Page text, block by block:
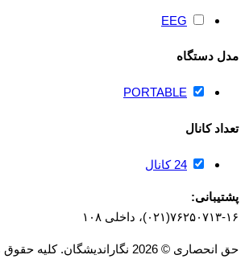
EEG
مدل دستگاه
PORTABLE
تعداد کانال
24 کانال
پشتیبانی:
۷۶۲۵۰۷۱۳-۱۶(۰۲۱)، داخلی ۱۰۸
حق انحصاری © 2026 نگاراندیشگان. کلیه حقوق محفوظ می‌باشد.